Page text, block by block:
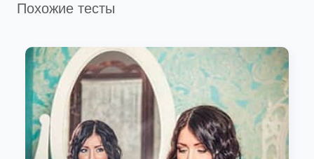
Похожие тесты